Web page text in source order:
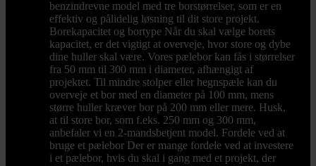
benzindrevne model med tre borstørrelser, som er en
effektiv og pålidelig løsning til dit store projekt.
Borekapacitet og bortype Når du skal vælge borets
kapacitet, er det vigtigt at overveje, hvor store og dybe
dine huller skal være. Vores pælebor kan fås i størrelser
fra 50 mm til 300 mm i diameter, afhængigt af
projektet. Til mindre stolper eller hegnspæle kan du
overveje et bor med en diameter på 100 mm, mens
større huller kræver bor på 200 mm eller mere. Husk,
at til store bor, som f.eks. 250 mm og 300 mm,
anbefaler vi en 2-mandsbetjent model. Fordele ved at
bruge et pælebor Der er mange fordele ved at investere
i et pælebor, hvis du skal i gang med et projekt, der